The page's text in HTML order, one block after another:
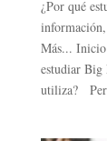
¿Por qué
Más...
estudiar Big
utiliza?